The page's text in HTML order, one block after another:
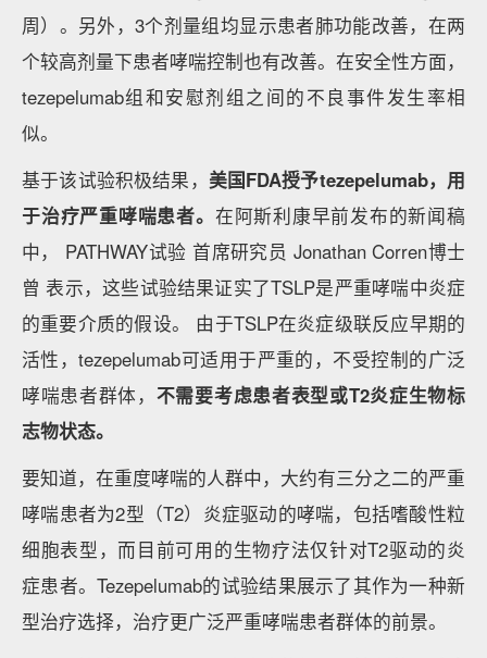
周）。另外，3个剂量组均显示患者肺功能改善，在两
个较高剂量下患者哮喘控制也有改善。在安全性方面，
tezepelumab组和安慰剂组之间的不良事件发生率相
似。
基于该试验积极结果， 美国FDA授予tezepelumab，用
于治疗严重哮喘患者。 在阿斯利康早前发布的新闻稿
中， PATHWAY试验 首席研究员 Jonathan Corren博士
曾 表示，这些试验结果证实了TSLP是严重哮喘中炎症
的重要介质的假设。 由于TSLP在炎症级联反应早期的
活性，tezepelumab可适用于严重的，不受控制的广泛
哮喘患者群体， 不需要考虑患者表型或T2炎症生物标
志物状态。
要知道，在重度哮喘的人群中，大约有三分之二的严重
哮喘患者为2型（T2）炎症驱动的哮喘，包括嗜酸性粒
细胞表型，而目前可用的生物疗法仅针对T2驱动的炎
症患者。Tezepelumab的试验结果展示了其作为一种新
型治疗选择，治疗更广泛严重哮喘患者群体的前景。